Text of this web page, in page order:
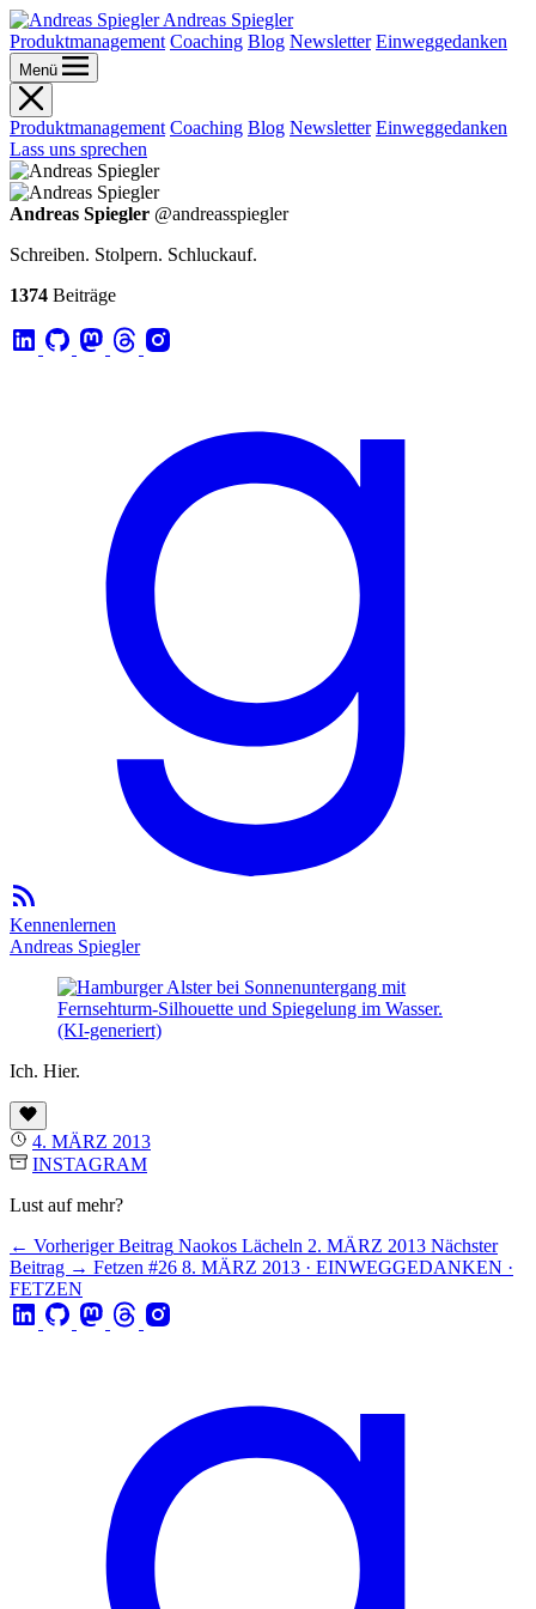
Andreas Spiegler
Produktmanagement Coaching Blog Newsletter Einweggedanken
Menü
Produktmanagement Coaching Blog Newsletter Einweggedanken
Lass uns sprechen
Andreas Spiegler @andreasspiegler
Schreiben. Stolpern. Schluckauf.
1374 Beiträge
Kennenlernen
Andreas Spiegler
Ich. Hier.
4. MÄRZ 2013
INSTAGRAM
Lust auf mehr?
← Vorheriger Beitrag Naokos Lächeln 2. MÄRZ 2013 Nächster
Beitrag → Fetzen #26 8. MÄRZ 2013 · EINWEGGEDANKEN ·
FETZEN